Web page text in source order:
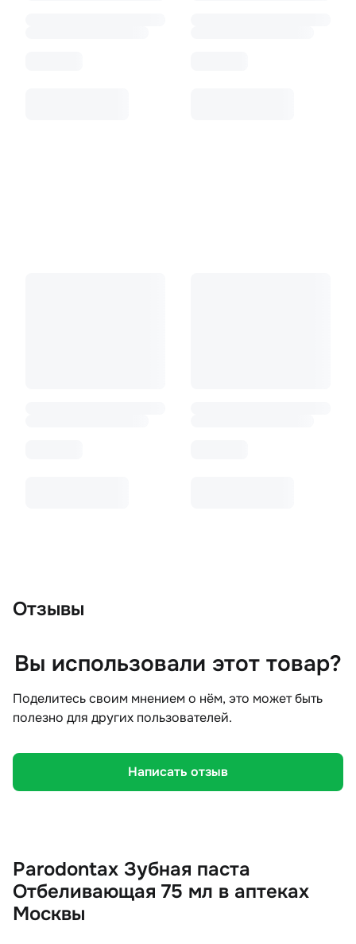
Отзывы
Вы использовали этот товар?
Поделитесь своим мнением о нём, это может быть
полезно для других пользователей.
Написать отзыв
Parodontax Зубная паста
Отбеливающая 75 мл в аптеках
Москвы